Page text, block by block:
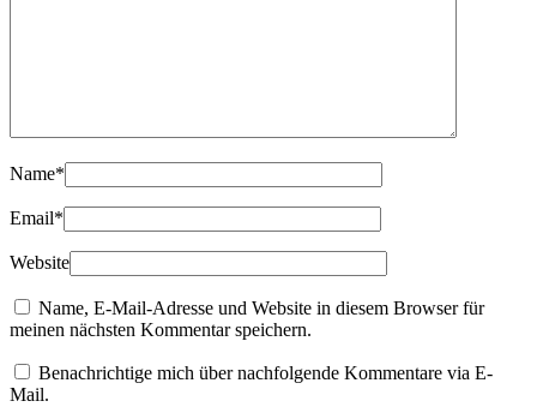
Name*
Email*
Website
Name, E-Mail-Adresse und Website in diesem Browser für
meinen nächsten Kommentar speichern.
Benachrichtige mich über nachfolgende Kommentare via E-
Mail.